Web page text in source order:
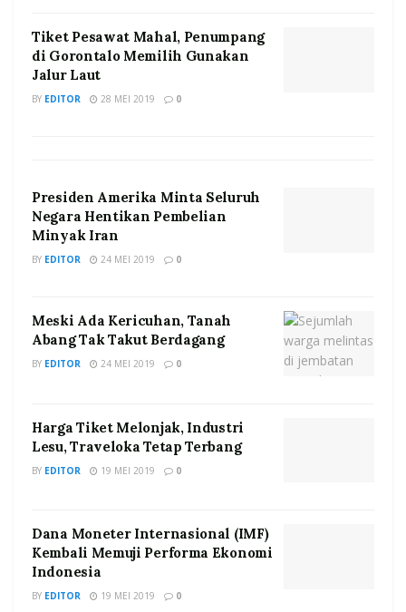
Tiket Pesawat Mahal, Penumpang
di Gorontalo Memilih Gunakan
Jalur Laut
BY EDITOR 28 MEI 2019 0
Presiden Amerika Minta Seluruh
Negara Hentikan Pembelian
Minyak Iran
BY EDITOR 24 MEI 2019 0
Meski Ada Kericuhan, Tanah
Abang Tak Takut Berdagang
BY EDITOR 24 MEI 2019 0
Harga Tiket Melonjak, Industri
Lesu, Traveloka Tetap Terbang
BY EDITOR 19 MEI 2019 0
Dana Moneter Internasional (IMF)
Kembali Memuji Performa Ekonomi
Indonesia
BY EDITOR 19 MEI 2019 0